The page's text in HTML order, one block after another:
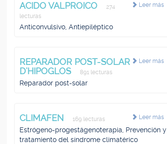
Leer más
ACIDO VALPROICO
274
lecturas
Anticonvulsivo, Antiepiléptico
Leer más
REPARADOR POST-SOLAR
D'HIPOGLOS
891 lecturas
Reparador post-solar
Leer más
CLIMAFEN 169 lecturas
Estrógeno-progestágenoterapia, Prevención y
tratamiento del síndrome climatérico